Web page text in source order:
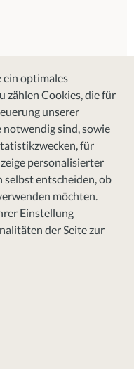
ein optimales
zählen Cookies, die für
unserer
sind, sowie
für
personalisierter
selbst entscheiden, ob
möchten.
Einstellung
der Seite zur